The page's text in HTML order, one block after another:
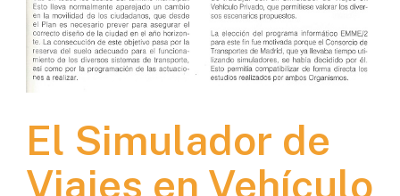
El Simulador de
Viajes en Vehículo